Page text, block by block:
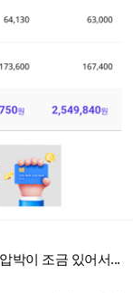
박이 조금 있어서...